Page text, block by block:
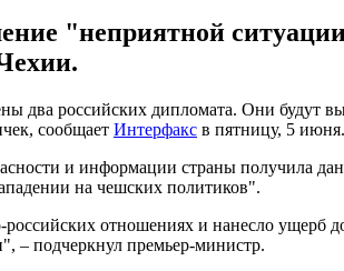
"неприятной
два российских дипломата. Они
сообщает Интерфакс в пятницу, 5 июня.
и информации страны получила
на чешских политиков".
отношениях и нанесло ущерб
– подчеркнул премьер-министр.